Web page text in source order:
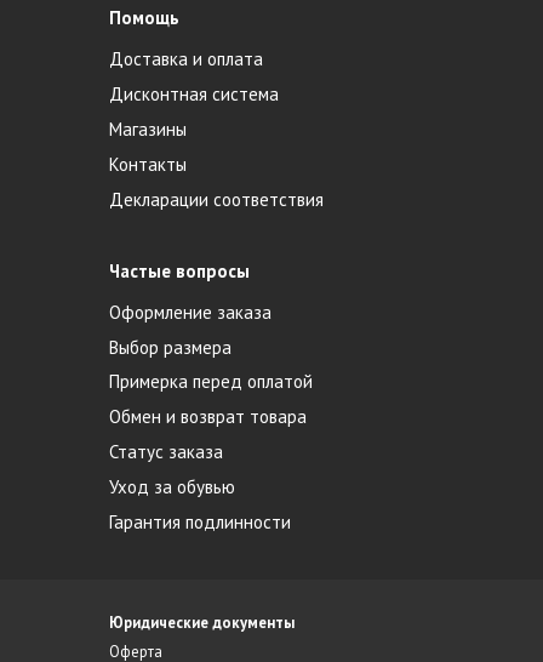
Помощь
Доставка и оплата
Дисконтная система
Магазины
Контакты
Декларации соответствия
Частые вопросы
Оформление заказа
Выбор размера
Примерка перед оплатой
Обмен и возврат товара
Статус заказа
Уход за обувью
Гарантия подлинности
Юридические документы
Оферта